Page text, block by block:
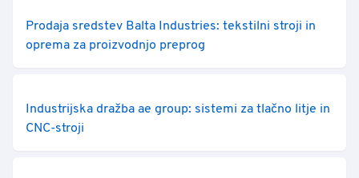
Prodaja sredstev Balta Industries: tekstilni stroji in
oprema za proizvodnjo preprog
Industrijska dražba ae group: sistemi za tlačno litje in
CNC-stroji